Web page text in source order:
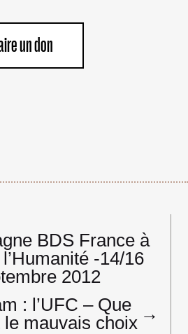
un don
BDS France à
-14/16
2012
: l’UFC – Que
mauvais choix →